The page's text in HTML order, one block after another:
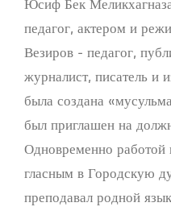
педагог, актером и
Везиров - педагог,
журналист, писатель и
была создана
был приглашен на
Одновременно работой
гласным в Городскую
преподавал родной